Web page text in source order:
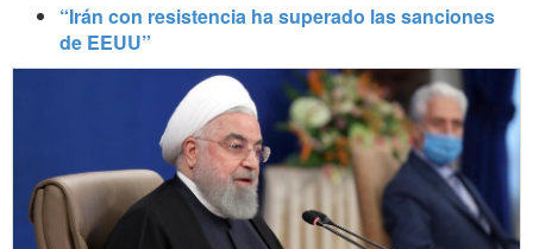
“Irán con resistencia ha superado las sanciones
de EEUU”